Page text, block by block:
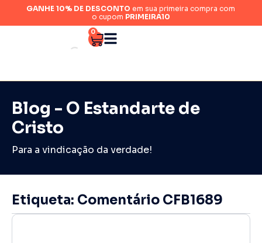
GANHE 10% DE DESCONTO em sua primeira compra com
o cupom PRIMEIRA10
0
Blog - O Estandarte de
Cristo
Para a vindicação da verdade!
Etiqueta: Comentário CFB1689